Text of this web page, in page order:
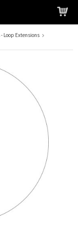
gelegt
Loop Extensions